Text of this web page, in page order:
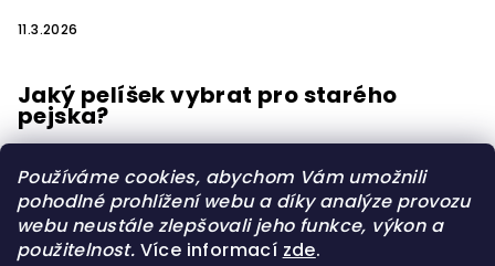
Používáme cookies, abychom Vám umožnili
pohodlné prohlížení webu a díky analýze provozu
webu neustále zlepšovali jeho funkce, výkon a
použitelnost. Více informací zde.
11.3.2026
Jaký pelíšek vybrat pro starého
pejska?
15.2.2026
Vytvořilo s